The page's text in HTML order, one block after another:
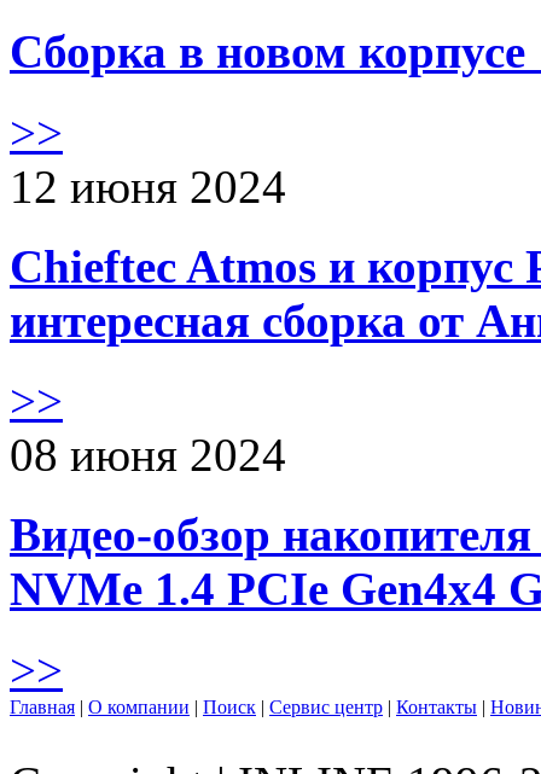
Сборка в новом
>>
12 июня 2024
Chieftec Atmos и корпус
интересная сборка от
>>
08 июня 2024
Видео-обзор
NVMe 1.4 PCIe Gen4х4
>>
Главная | О компании | Поиск | Сервис центр | Контакты |